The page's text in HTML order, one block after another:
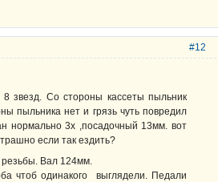
#12
звезд. Со стороны кассеты пыльник
пыльника нет и грязь чуть повредил
нормально 3х ,посадочный 13мм. вот
если так ездить?
Вал 124мм.
чтоб одинакого выглядели. Педали